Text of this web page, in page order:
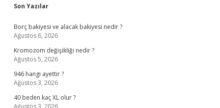
Sidebar
Son Yazılar
Borç bakiyesi ve alacak bakiyesi nedir ?
Ağustos 6, 2026
Kromozom değişikliği nedir ?
Ağustos 5, 2026
946 hangi ayettir ?
Ağustos 3, 2026
40 beden kaç XL olur ?
Ağustos 3, 2026